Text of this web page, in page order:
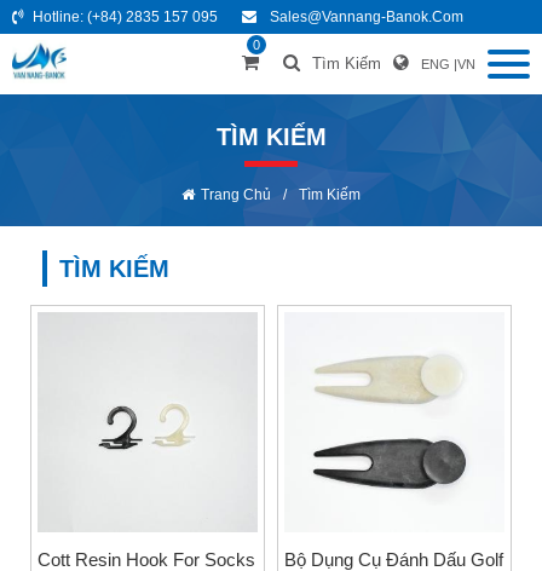
Hotline: (+84) 2835 157 095 Sales@vannang-Banok.com
0
Tìm Kiếm ENG |VN
TÌM KIẾM
Trang Chủ / Tìm Kiếm
TÌM KIẾM
Cott Resin Hook For Socks
Bộ Dụng Cụ Đánh Dấu Golf